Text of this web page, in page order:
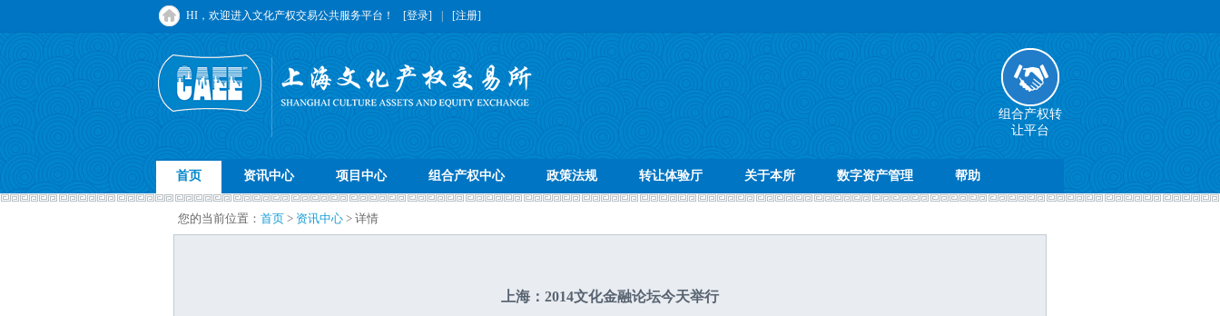
HI，欢迎进入文化产权交易公共服务平台！ [登录] [注册]
组合产权转
让平台
首页 资讯中心 项目中心 组合产权中心 政策法规 转让体验厅 关于本所 数字资产管理 帮助
您的当前位置： 首页 > 资讯中心 > 详情
上海：2014文化金融论坛今天举行